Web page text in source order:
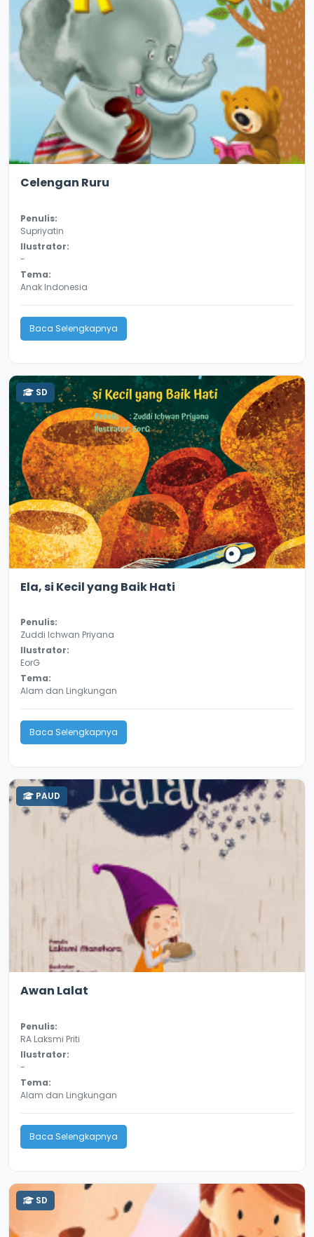
Celengan Ruru
Penulis:
Supriyatin
Ilustrator:
-
Tema:
Anak Indonesia
Baca Selengkapnya
SD
Ela, si Kecil yang Baik Hati
Penulis:
Zuddi Ichwan Priyana
Ilustrator:
EorG
Tema:
Alam dan Lingkungan
Baca Selengkapnya
PAUD
Awan Lalat
Penulis:
RA Laksmi Priti
Ilustrator:
-
Tema:
Alam dan Lingkungan
Baca Selengkapnya
SD